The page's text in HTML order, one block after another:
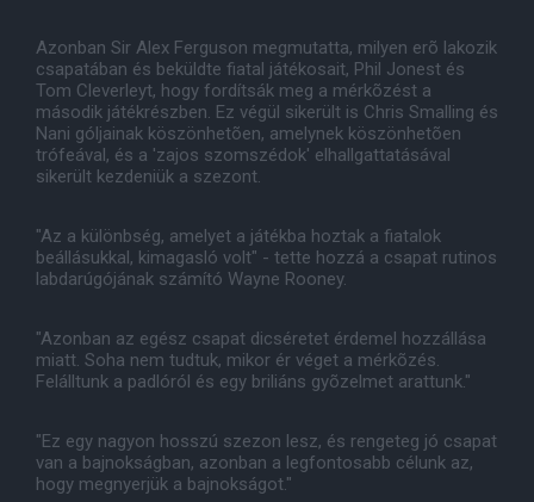
Azonban Sir Alex Ferguson megmutatta, milyen erõ lakozik
csapatában és beküldte fiatal játékosait, Phil Jonest és
Tom Cleverleyt, hogy fordítsák meg a mérkõzést a
második játékrészben. Ez végül sikerült is Chris Smalling és
Nani góljainak köszönhetõen, amelynek köszönhetõen
trófeával, és a 'zajos szomszédok' elhallgattatásával
sikerült kezdeniük a szezont.
"Az a különbség, amelyet a játékba hoztak a fiatalok
beállásukkal, kimagasló volt" - tette hozzá a csapat rutinos
labdarúgójának számító Wayne Rooney.
"Azonban az egész csapat dicséretet érdemel hozzállása
miatt. Soha nem tudtuk, mikor ér véget a mérkõzés.
Felálltunk a padlóról és egy briliáns gyõzelmet arattunk."
"Ez egy nagyon hosszú szezon lesz, és rengeteg jó csapat
van a bajnokságban, azonban a legfontosabb célunk az,
hogy megnyerjük a bajnokságot."